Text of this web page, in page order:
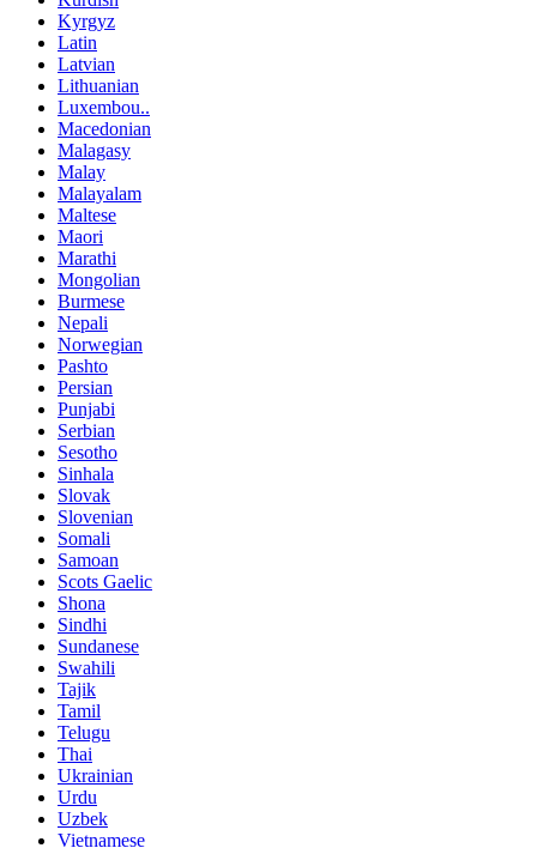
Kyrgyz
Latin
Latvian
Lithuanian
Luxembou..
Macedonian
Malagasy
Malay
Malayalam
Maltese
Maori
Marathi
Mongolian
Burmese
Nepali
Norwegian
Pashto
Persian
Punjabi
Serbian
Sesotho
Sinhala
Slovak
Slovenian
Somali
Samoan
Scots Gaelic
Shona
Sindhi
Sundanese
Swahili
Tajik
Tamil
Telugu
Thai
Ukrainian
Urdu
Uzbek
Vietnamese